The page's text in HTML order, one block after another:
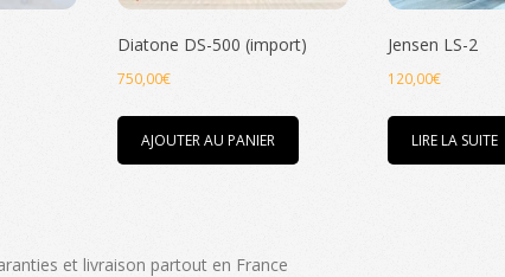
Diatone DS-500 (import)
750,00€
AJOUTER AU PANIER
Jensen LS-2
120,00€
LIRE LA SUITE
et livraison partout en France